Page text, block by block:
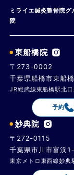
ミライエ鍼灸整骨院
院
東船橋院
〒273-0002
千葉県船橋市東船
JR総武線東船橋駅北
予約
妙典院
〒272-0115
千葉県市川市富浜
東京メトロ東西線妙典